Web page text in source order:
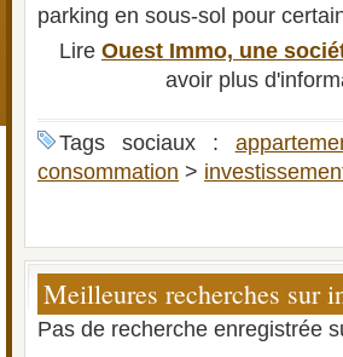
parking en sous-sol pour
Lire Ouest Immo, une
avoir plus
Tags sociaux :
consommation >
Meilleures recherches sur
Pas de recherche enregistrée